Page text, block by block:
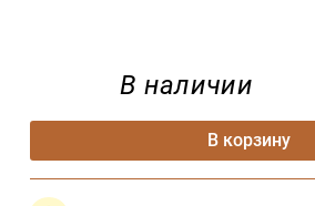
В наличии
В корзину